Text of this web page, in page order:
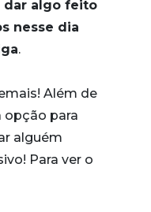
dar algo feito
nesse dia
.
Além de
opção para
alguém
Para ver o